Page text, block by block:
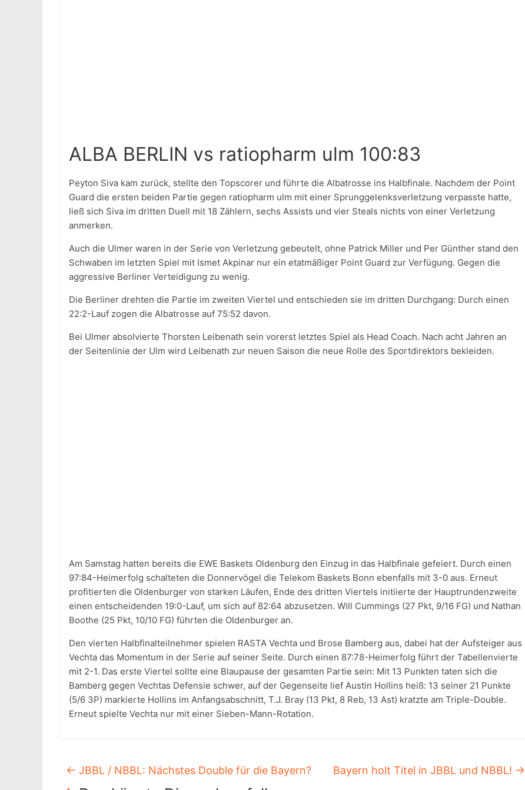
ALBA BERLIN vs ratiopharm ulm 100:83
Peyton Siva kam zurück, stellte den Topscorer und führte die Albatrosse ins Halbfinale. Nachdem der Point
Guard die ersten beiden Partie gegen ratiopharm ulm mit einer Sprunggelenksverletzung verpasste hatte,
ließ sich Siva im dritten Duell mit 18 Zählern, sechs Assists und vier Steals nichts von einer Verletzung
anmerken.
Auch die Ulmer waren in der Serie von Verletzung gebeutelt, ohne Patrick Miller und Per Günther stand den
Schwaben im letzten Spiel mit Ismet Akpinar nur ein etatmäßiger Point Guard zur Verfügung. Gegen die
aggressive Berliner Verteidigung zu wenig.
Die Berliner drehten die Partie im zweiten Viertel und entschieden sie im dritten Durchgang: Durch einen
22:2-Lauf zogen die Albatrosse auf 75:52 davon.
Bei Ulmer absolvierte Thorsten Leibenath sein vorerst letztes Spiel als Head Coach. Nach acht Jahren an
der Seitenlinie der Ulm wird Leibenath zur neuen Saison die neue Rolle des Sportdirektors bekleiden.
Am Samstag hatten bereits die EWE Baskets Oldenburg den Einzug in das Halbfinale gefeiert. Durch einen
97:84-Heimerfolg schalteten die Donnervögel die Telekom Baskets Bonn ebenfalls mit 3-0 aus. Erneut
profitierten die Oldenburger von starken Läufen, Ende des dritten Viertels initiierte der Hauptrundenzweite
einen entscheidenden 19:0-Lauf, um sich auf 82:64 abzusetzen. Will Cummings (27 Pkt, 9/16 FG) und Nathan
Boothe (25 Pkt, 10/10 FG) führten die Oldenburger an.
Den vierten Halbfinalteilnehmer spielen RASTA Vechta und Brose Bamberg aus, dabei hat der Aufsteiger aus
Vechta das Momentum in der Serie auf seiner Seite. Durch einen 87:78-Heimerfolg führt der Tabellenvierte
mit 2-1. Das erste Viertel sollte eine Blaupause der gesamten Partie sein: Mit 13 Punkten taten sich die
Bamberg gegen Vechtas Defensie schwer, auf der Gegenseite lief Austin Hollins heiß: 13 seiner 21 Punkte
(5/6 3P) markierte Hollins im Anfangsabschnitt, T.J. Bray (13 Pkt, 8 Reb, 13 Ast) kratzte am Triple-Double.
Erneut spielte Vechta nur mit einer Sieben-Mann-Rotation.
← JBBL / NBBL: Nächstes Double für die Bayern? Bayern holt Titel in JBBL und NBBL! →